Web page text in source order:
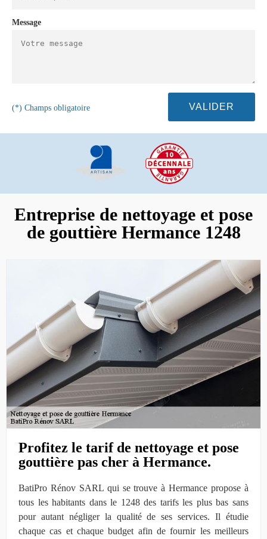
Message
(*) Champs obligatoire
Entreprise de nettoyage et pose
de gouttière Hermance 1248
Profitez le tarif de nettoyage et pose
gouttière pas cher à Hermance.
BatiPro Rénov SARL qui se trouve à Hermance propose à
tous les habitants dans le 1248 des tarifs les plus bas sans
pour autant négliger la qualité de ses services. Il étudie
chaque cas et chaque budget afin de fournir les meilleurs